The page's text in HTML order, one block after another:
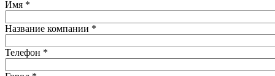
Имя *
Название компании *
Телефон *